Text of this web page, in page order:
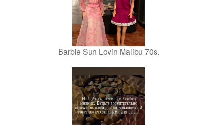
Barbie Sun Lovin Malibu 70s.